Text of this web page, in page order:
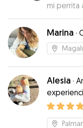
Marina ·
Alesia ·